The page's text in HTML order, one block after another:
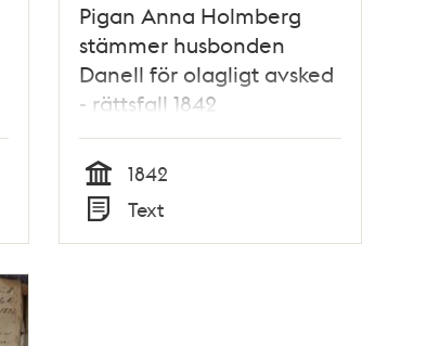
Pigan Anna Holmberg
stämmer husbonden
Danell för olagligt avsked
- rättsfall 1842
Tid
1842
Typ
Text